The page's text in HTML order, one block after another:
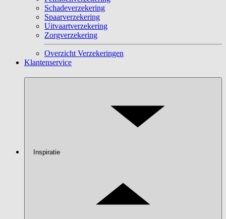
Schadeverzekering
Spaarverzekering
Uitvaartverzekering
Zorgverzekering
Overzicht Verzekeringen
Klantenservice
Inspiratie